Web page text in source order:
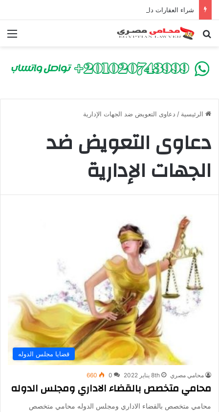
بحث عن
الرئيسية / دعاوى التعويض ضد الجهات الإدارية
دعاوى التعويض ضد
الجهات الإدارية
قضايا مجلس الدوله
محامي مصري 8th يناير 2022 0
660
محامي متخصص بالقضاء الاداري ومجلس الدوله
محامي متخصص بالقضاء الاداري ومجلس الدوله محامي متخصص